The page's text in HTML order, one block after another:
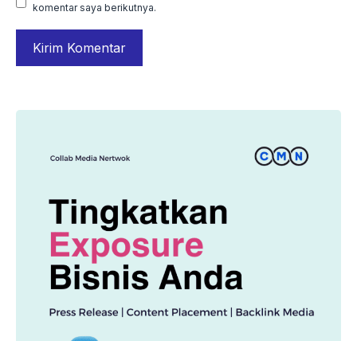
komentar saya berikutnya.